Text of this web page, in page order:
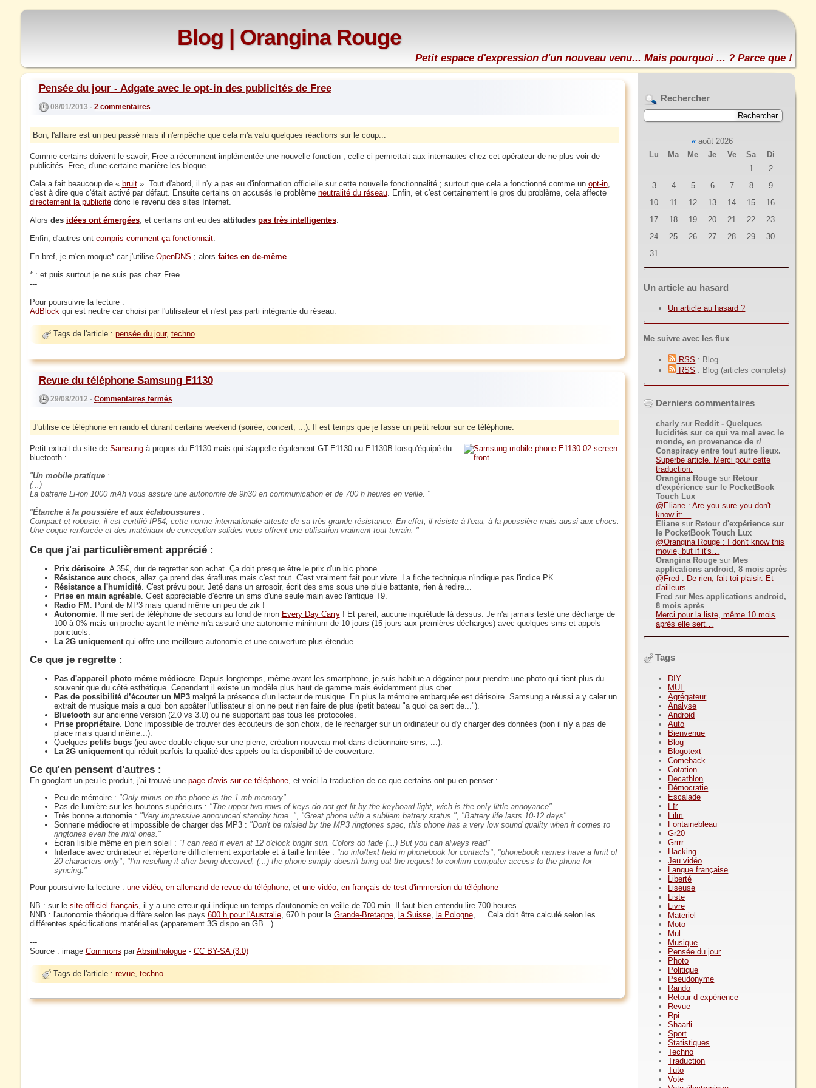
Blog | Orangina Rouge
Petit espace d'expression d'un nouveau venu... Mais pourquoi ... ? Parce que !
Rechercher
« août 2026
Lu
Ma Me Je Ve Sa
Di
1
2
3
4 5 6 7 8
9
10
11 12 13 14 15
16
17
18 19 20 21 22
23
24
25 26 27 28 29
30
31
Un article au hasard
Un article au hasard ?
Me suivre avec les flux
RSS : Blog
RSS : Blog (articles complets)
Derniers commentaires
charly sur Reddit - Quelques
lucidités sur ce qui va mal avec le
monde, en provenance de r/
Conspiracy entre tout autre lieux.
Superbe article. Merci pour cette
traduction.
Orangina Rouge sur Retour
d'expérience sur le PocketBook
Touch Lux
@Eliane : Are you sure you don't
know it:…
Eliane sur Retour d'expérience sur
le PocketBook Touch Lux
@Orangina Rouge : I don't know this
movie, but if it's…
Orangina Rouge sur Mes
applications android, 8 mois après
@Fred : De rien, fait toi plaisir. Et
d'ailleurs…
Fred sur Mes applications android,
8 mois après
Merci pour la liste, même 10 mois
après elle sert…
Tags
DIY
MUL
Agrégateur
Analyse
Android
Auto
Bienvenue
Blog
Blogotext
Comeback
Cotation
Decathlon
Démocratie
Escalade
Ffr
Film
Fontainebleau
Gr20
Grrrr
Hacking
Jeu vidéo
Langue française
Liberté
Liseuse
Liste
Livre
Materiel
Moto
Mul
Musique
Pensée du jour
Photo
Politique
Pseudonyme
Rando
Retour d expérience
Revue
Rpi
Shaarli
Sport
Statistiques
Techno
Traduction
Tuto
Vote
Pensée du jour - Adgate avec le opt-in des publicités de Free
08/01/2013 - 2 commentaires
Bon, l'affaire est un peu passé mais il n'empêche que cela m'a valu quelques réactions sur le coup...
Comme certains doivent le savoir, Free a récemment implémentée une nouvelle fonction ; celle-ci permettait aux internautes chez cet opérateur de ne plus voir de
publicités. Free, d'une certaine manière les bloque.
Cela a fait beaucoup de « bruit». Tout d'abord, il n'y a pas eu d'information officielle sur cette nouvelle fonctionnalité ; surtout que cela a fonctionné comme un opt-in,
c'est à dire que c'était activé par défaut. Ensuite certains on accusés le problème neutralité du réseau. Enfin, et c'est certainement le gros du problème, cela affecte
directement la publicitédonc le revenu des sites Internet.
Alors des idées ont émergées, et certains ont eu des attitudes pas très intelligentes.
Enfin, d'autres ont compris comment ça fonctionnait.
En bref, je m'en moque* car j'utilise OpenDNS ; alors faites en de-même.
* : et puis surtout je ne suis pas chez Free.
---
Pour poursuivre la lecture :
AdBlockqui est neutre car choisi par l'utilisateur et n'est pas parti intégrante du réseau.
Tags de l'article : pensée du jour, techno
Revue du téléphone Samsung E1130
29/08/2012 - Commentaires fermés
J'utilise ce téléphone en rando et durant certains weekend (soirée, concert, ...). Il est temps que je fasse un petit retour sur ce téléphone.
Petit extrait du site de Samsungà propos du E1130 mais qui s'appelle également GT-E1130 ou E1130B lorsqu'équipé du
bluetooth :
Un mobile pratique:
(...)
La batterie Li-ion 1000 mAh vous assure une autonomie de 9h30 en communication et de 700 h heures en veille.
Étanche à la poussière et aux éclaboussures:
Compact et robuste, il est certifié IP54, cette norme internationale atteste de sa très grande résistance. En effet, il résiste à l'eau, à la poussière mais aussi aux chocs.
Une coque renforcée et des matériaux de conception solides vous offrent une utilisation vraiment tout terrain.
Ce que j'ai particulièrement apprécié :
Prix dérisoire. A 35€, dur de regretter son achat. Ça doit presque être le prix d'un bic phone.
Résistance aux chocs, allez ça prend des éraflures mais c'est tout. C'est vraiment fait pour vivre. La fiche technique n'indique pas l'indice PK...
Résistance a l'humidité. C'est prévu pour. Jeté dans un arrosoir, écrit des sms sous une pluie battante, rien à redire...
Prise en main agréable. C'est appréciable d'écrire un sms d'une seule main avec l'antique T9.
Radio FM
. Point de MP3 mais quand même un peu de zik !
Autonomie. Il me sert de téléphone de secours au fond de mon Every Day Carry! Et pareil, aucune inquiétude là dessus. Je n'ai jamais testé une décharge de
100 à 0% mais un proche ayant le même m'a assuré une autonomie minimum de 10 jours (15 jours aux premières décharges) avec quelques sms et appels
ponctuels.
La 2G uniquementqui offre une meilleure autonomie et une couverture plus étendue.
Ce que je regrette :
Pas d'appareil photo même médiocre. Depuis longtemps, même avant les smartphone, je suis habitue a dégainer pour prendre une photo qui tient plus du
souvenir que du côté esthétique. Cependant il existe un modèle plus haut de gamme mais évidemment plus cher.
Pas de possibilité d’écouter un MP3malgré la présence d'un lecteur de musique. En plus la mémoire embarquée est dérisoire. Samsung a réussi a y caler un
extrait de musique mais a quoi bon appâter l'utilisateur si on ne peut rien faire de plus (petit bateau "a quoi ça sert de...").
Bluetoothsur ancienne version (2.0 vs 3.0) ou ne supportant pas tous les protocoles.
Prise propriétaire. Donc impossible de trouver des écouteurs de son choix, de le recharger sur un ordinateur ou d'y charger des données (bon il n'y a pas de
place mais quand même...).
Quelques petits bugs(jeu avec double clique sur une pierre, création nouveau mot dans dictionnaire sms, ...).
La 2G uniquementqui réduit parfois la qualité des appels ou la disponibilité de couverture.
Ce qu'en pensent d'autres :
En googlant un peu le produit, j'ai trouvé une page d'avis sur ce téléphone, et voici la traduction de ce que certains ont pu en penser :
Peu de mémoire :
Only minus on the phone is the 1 mb memory
Pas de lumière sur les boutons supérieurs :
The upper two rows of keys do not get lit by the keyboard light, wich is the only little annoyance
Très bonne autonomie :
Very impressive announced standby time. , Great phone with a subliem battery status ,
Battery life lasts 10-12 days
Sonnerie médiocre et impossible de charger des MP3 :
Don't be misled by the MP3 ringtones spec, this phone has a very low sound quality when it comes to
ringtones even the midi ones.
Écran lisible même en plein soleil :
I can read it even at 12 o'clock bright sun. Colors do fade (...) But you can always read
Interface avec ordinateur et répertoire difficilement exportable et à taille limitée :
no info/text field in phonebook for contacts ,
phonebook names have a limit of
20 characters only ,
I'm reselling it after being deceived, (...) the phone simply doesn't bring out the request to confirm computer access to the phone for
syncing.
Pour poursuivre la lecture : une vidéo, en allemand de revue du téléphone, et une vidéo, en français de test d'immersion du téléphone
NB : sur le site officiel français , il y a une erreur qui indique un temps d'autonomie en veille de 700 min. Il faut bien entendu lire 700 heures.
NNB : l'autonomie théorique diffère selon les pays 600 h pour l'Australie, 670 h pour la Grande-Bretagne, la Suisse, la Pologne, ... Cela doit être calculé selon les
différentes spécifications matérielles (apparement 3G dispo en GB...)
---
Source : image Commons par Absinthologue- CC BY-SA (3.0)
Tags de l'article : revue, techno